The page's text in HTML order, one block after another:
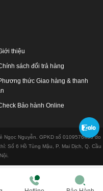
thiệu
sách đổi trả hàng
thức Giao hàng & thanh
Bảo hành Online
Ngọc Nguyễn. GPKD số 0109576433 do
Số 6 Hồ Tùng Mậu, P. Mai Dịch, Q. Cầu